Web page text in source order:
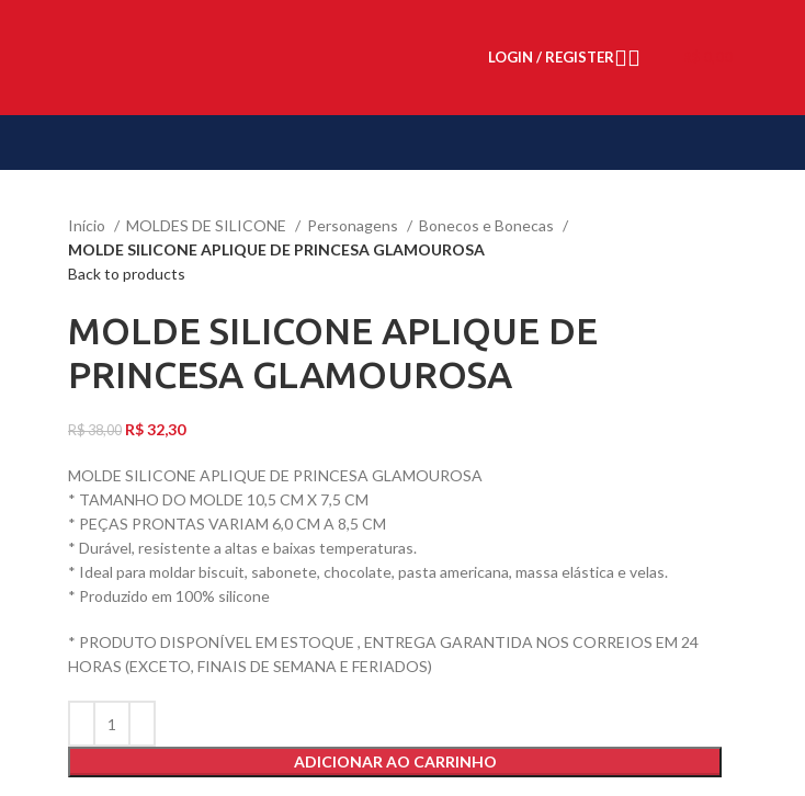
LOGIN / REGISTER
Início MOLDES DE SILICONE Personagens
Bonecos e Bonecas
MOLDE SILICONE APLIQUE DE PRINCESA GLAMOUROSA
Back to products
MOLDE SILICONE APLIQUE DE
PRINCESA GLAMOUROSA
R$38,00 R$32,30
MOLDE SILICONE APLIQUE DE PRINCESA GLAMOUROSA
* TAMANHO DO MOLDE 10,5 CM X 7,5 CM
* PEÇAS PRONTAS VARIAM 6,0 CM A 8,5 CM
* Durável, resistente a altas e baixas temperaturas.
* Ideal para moldar biscuit, sabonete, chocolate, pasta americana, massa elástica e velas.
* Produzido em 100% silicone
* PRODUTO DISPONÍVEL EM ESTOQUE , ENTREGA GARANTIDA NOS CORREIOS EM 24
HORAS (EXCETO, FINAIS DE SEMANA E FERIADOS)
ADICIONAR AO CARRINHO